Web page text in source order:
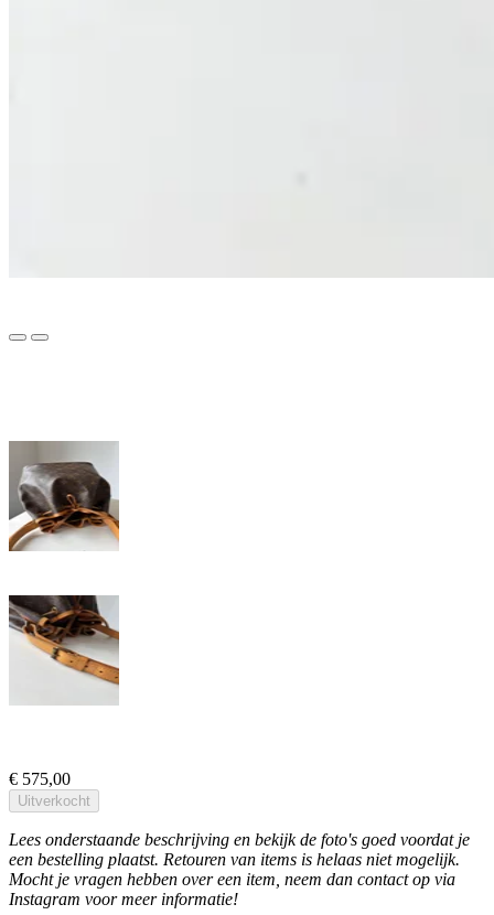
€ 575,00
Uitverkocht
Lees onderstaande beschrijving en bekijk de foto's goed voordat je
een bestelling plaatst. Retouren van items is helaas niet mogelijk.
Mocht je vragen hebben over een item, neem dan contact op via
Instagram voor meer informatie!